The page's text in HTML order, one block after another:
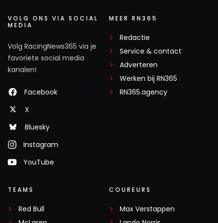
VOLG ONS VIA SOCIAL
MEDIA
Volg RacingNews365 via je
favoriete social media
kanalen!
Facebook
X
Bluesky
Instagram
YouTube
MEER RN365
Redactie
Service & contact
Adverteren
Werken bij RN365
RN365.agency
TEAMS
Red Bull
COUREURS
Max Verstappen